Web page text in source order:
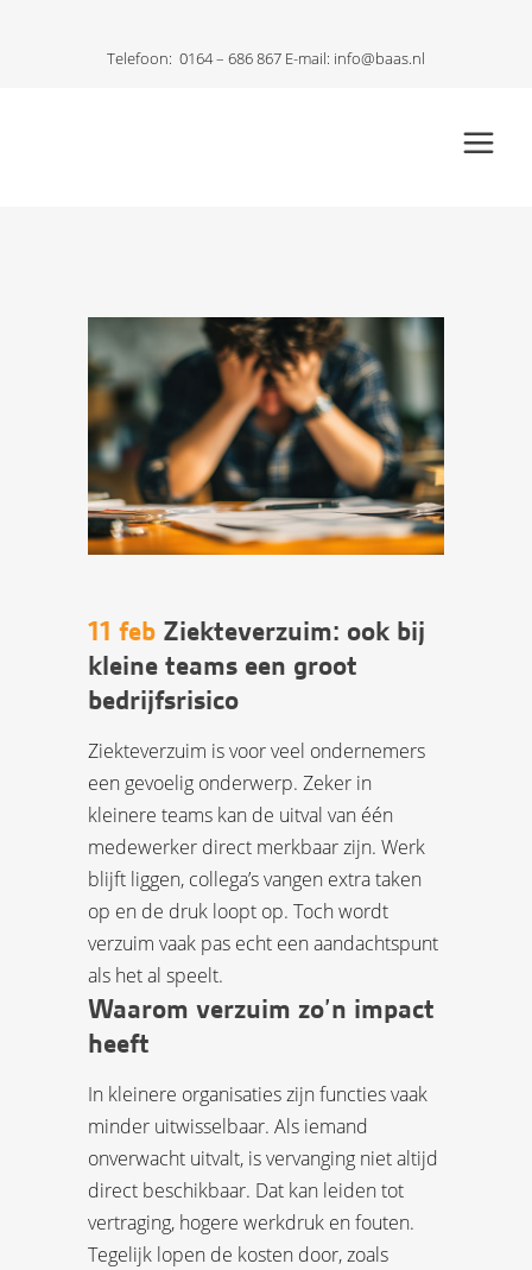
Telefoon: 0164 – 686 867 E-mail: info@baas.nl
11 feb Ziekteverzuim: ook bij
kleine teams een groot
bedrijfsrisico
Ziekteverzuim is voor veel ondernemers
een gevoelig onderwerp. Zeker in
kleinere teams kan de uitval van één
medewerker direct merkbaar zijn. Werk
blijft liggen, collega’s vangen extra taken
op en de druk loopt op. Toch wordt
verzuim vaak pas echt een aandachtspunt
als het al speelt.
Waarom verzuim zo’n impact
heeft
In kleinere organisaties zijn functies vaak
minder uitwisselbaar. Als iemand
onverwacht uitvalt, is vervanging niet altijd
direct beschikbaar. Dat kan leiden tot
vertraging, hogere werkdruk en fouten.
Tegelijk lopen de kosten door, zoals